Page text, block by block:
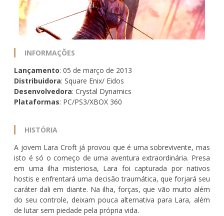
INFORMAÇÕES
Lançamento: 05 de março de 2013
Distribuidora: Square Enix/ Eidos
Desenvolvedora: Crystal Dynamics
Plataformas: PC/PS3/XBOX 360
HISTÓRIA
A jovem Lara Croft já provou que é uma sobrevivente, mas
isto é só o começo de uma aventura extraordinária. Presa
em uma ilha misteriosa, Lara foi capturada por nativos
hostis e enfrentará uma decisão traumática, que forjará seu
caráter dali em diante. Na ilha, forças, que vão muito além
do seu controle, deixam pouca alternativa para Lara, além
de lutar sem piedade pela própria vida.